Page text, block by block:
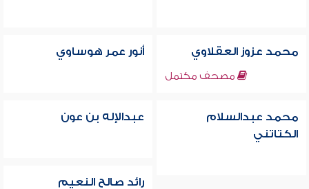
محمد عزوز العقلاوي
مصحف مكتمل
أنور عمر هوساوي
محمد عبدالسلام
الكتاتني
عبدالإله بن عون
رائد صالح النعيم